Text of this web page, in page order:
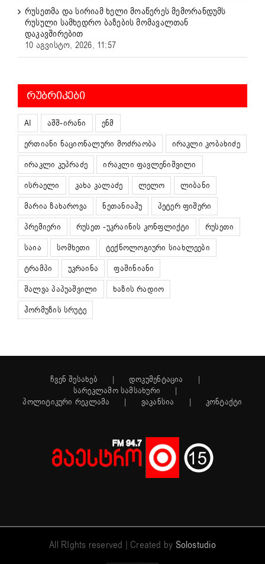
რუსეთმა და სირიამ ხელი მოაწერეს მემორანდუმს
რუსული სამხედრო ბაზების მომავალთან
დაკავშირებით
10 აგვისტო, 2026, 11:57
ᲠᲣᲑᲠᲘᲙᲔᲑᲘ
AI აშშ-ირანი
ენმ
ერთიანი ნაციონალური მოძრაობა
ირაკლი კობახიძე
ირაკლი კუპრაძე
ირაკლი ფავლენიშვილი
ისრაელი
კახა კალაძე ლელო
ლიბანი
მარია ზახაროვა
ნეთანიაჰუ
პეტერ ფიშერი
პრემიერი
რუსეთ -უკრაინის კონფლიქტი
რუსეთი
საია
სომხეთი
ტექნოლოგიური სიახლეები
ტრამპი
უკრაინა
ფაშინიანი
შალვა პაპუაშვილი
ხაზის რადიო
ჰორმუზის სრუტე
ჩვენ შესახებ
დოკუმენტაცია
სარეკლამო სამსახური
პოლიტიკური რეკლამა
ვაკანსია კონტაქტი
All RIghts reserved | Created by Solostudio